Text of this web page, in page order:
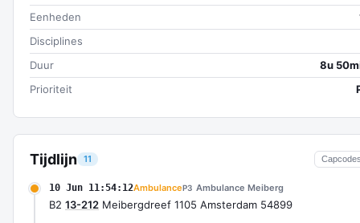
Tijdlijn 11
10 Jun 11:54:12AmbulanceP3 Ambulance Meiberg
B2 13-212 Meibergdreef 1105 Amsterdam 54899
Eenheden
Disciplines
Duur
8u
Prioriteit